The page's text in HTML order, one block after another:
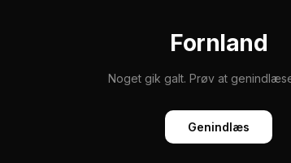
Fornland
Noget gik galt. Prøv at
Genindlæs